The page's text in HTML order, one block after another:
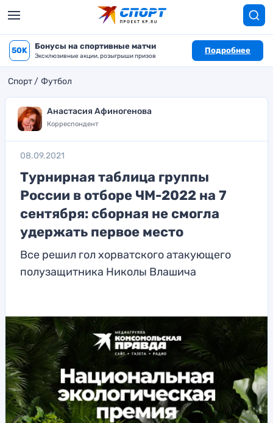
50K Бонусы на спортивные матчи
Эксклюзивные акции, розыгрыши призов
Подробнее
Спорт Футбол
Анастасия Афиногенова
Корреспондент
08.09.2021
Турнирная таблица группы
России в отборе ЧМ-2022 на 7
сентября: сборная не смогла
удержать первое место
Все решил гол хорватского атакующего
полузащитника Николы Влашича